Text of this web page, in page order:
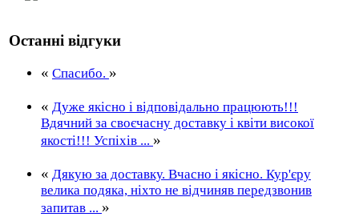
Останні відгуки
« Спасибо. »
« Дуже якісно і відповідально працюють!!!
Вдячний за своєчасну доставку і квіти високої
якості!!! Успіхів ... »
« Дякую за доставку. Вчасно і якісно. Кур'єру
велика подяка, ніхто не відчиняв передзвонив
запитав ... »